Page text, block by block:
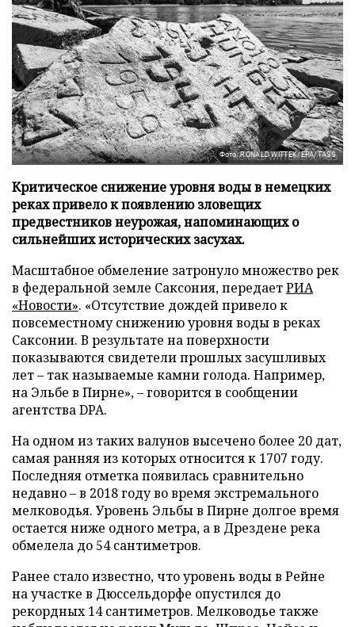
Фото: RONALD WITTEK/EPA/TASS
Критическое снижение уровня воды в немецких
реках привело к появлению зловещих
предвестников неурожая, напоминающих о
сильнейших исторических засухах.
Масштабное обмеление затронуло множество рек
в федеральной земле Саксония, передаетРИА
«Новости». «Отсутствие дождей привело к
повсеместному снижению уровня воды в реках
Саксонии. В результате на поверхности
показываются свидетели прошлых засушливых
лет – так называемые камни голода. Например,
на Эльбе в Пирне», – говорится в сообщении
агентства DPA.
На одном из таких валунов высечено более 20 дат,
самая ранняя из которых относится к 1707 году.
Последняя отметка появилась сравнительно
недавно – в 2018 году во время экстремального
мелководья. Уровень Эльбы в Пирне долгое время
остается ниже одного метра, а в Дрездене река
обмелела до 54 сантиметров.
Ранее стало известно, что уровень воды в Рейне
на участке в Дюссельдорфе опустился до
рекордных 14 сантиметров. Мелководье также